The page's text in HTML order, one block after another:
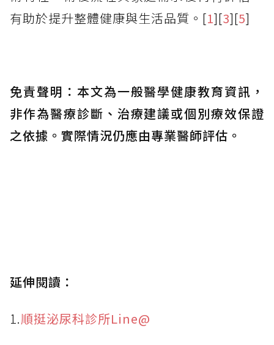
有助於提升整體健康與生活品質。[1][3][5]
免責聲明：本文為一般醫學健康教育資訊，
非作為醫療診斷、治療建議或個別療效保證
之依據。實際情況仍應由專業醫師評估。
延伸閱讀：
1.順挺泌尿科診所Line@